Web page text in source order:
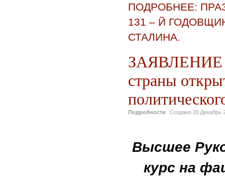
ПОДРОБНЕЕ:
131 – Й
СТАЛИНА.
ЗАЯВЛЕНИЕ
страны
Подробности Создано 20 Декабрь
Высшее
курс на